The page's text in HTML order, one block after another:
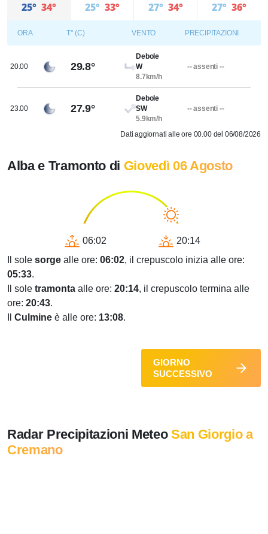
25° 34° 25° 33° 27° 34° 27° 36°
ORA T° (C) VENTO PRECIPITAZIONI
20.00 29.8°
Debole
W
8.7km/h
-- assenti --
23.00 27.9°
Debole
SW
5.9km/h
-- assenti --
Dati aggiornati alle ore 00.00 del 06/08/2026
Alba e Tramonto di Giovedì 06 Agosto
06:02
20:14
Il sole sorge alle ore: 06:02, il crepuscolo inizia alle ore:
05:33.
Il sole tramonta alle ore: 20:14, il crepuscolo termina alle
ore: 20:43.
Culmine è alle ore: 13:08.
GIORNO
SUCCESSIVO
Radar Precipitazioni MeteoSan Giorgio a
Cremano